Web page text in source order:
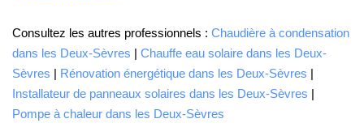
Consultez les autres professionnels : Chaudière à condensation
dans les Deux-Sèvres | Chauffe eau solaire dans les Deux-
Sèvres | Rénovation énergétique dans les Deux-Sèvres |
Installateur de panneaux solaires dans les Deux-Sèvres |
Pompe à chaleur dans les Deux-Sèvres